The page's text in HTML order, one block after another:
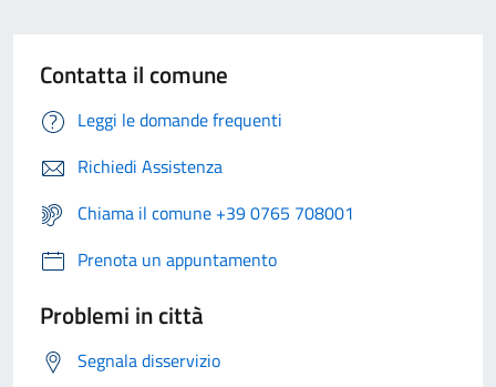
Contatta il comune
Leggi le domande frequenti
Richiedi Assistenza
Chiama il comune +39 0765 708001
Prenota un appuntamento
Problemi in città
Segnala disservizio